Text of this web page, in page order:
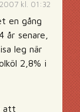
kl. 01:32
en gång
år senare,
leg när
2,8% i
att